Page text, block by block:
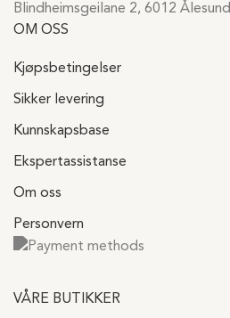
Blindheimsgeilane 2, 6012 Ålesund
OM OSS
Kjøpsbetingelser
Sikker levering
Kunnskapsbase
Ekspertassistanse
Om oss
Personvern
VÅRE BUTIKKER